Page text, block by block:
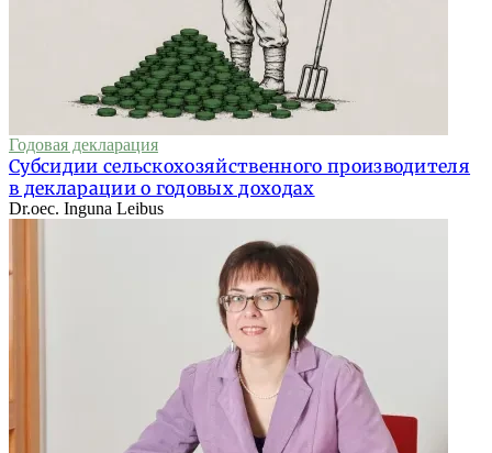
Годовая декларация
Субсидии сельскохозяйственного производителя
в декларации о годовых доходах
Dr.oec. Inguna Leibus